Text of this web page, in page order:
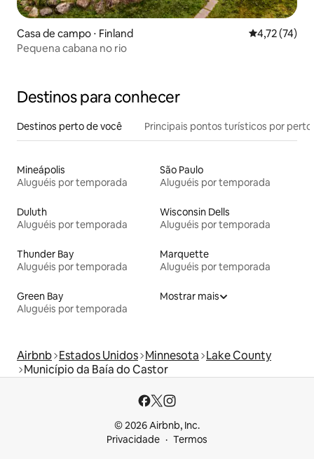
Casa de campo ⋅ Finland 4,72 de uma
4,72 (74)
Pequena cabana no rio
Destinos para conhecer
Destinos perto de você Principais pontos turísticos por perto
Mineápolis
Aluguéis por temporada
São Paulo
Aluguéis por temporada
Duluth
Aluguéis por temporada
Wisconsin Dells
Aluguéis por temporada
Thunder Bay
Aluguéis por temporada
Marquette
Aluguéis por temporada
Green Bay
Aluguéis por temporada
Mostrar mais
Airbnb Estados Unidos Minnesota Lake County
Município da Baía do Castor
© 2026 Airbnb, Inc.
Privacidade
Termos